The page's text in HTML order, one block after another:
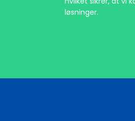
løsninger.